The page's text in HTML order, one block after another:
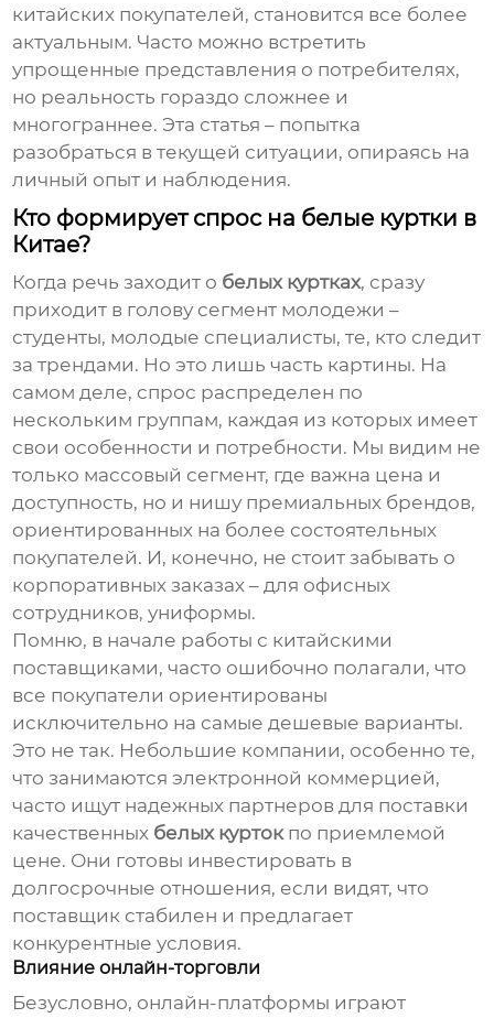
китайских покупателей, становится все более
актуальным. Часто можно встретить
упрощенные представления о потребителях,
но реальность гораздо сложнее и
многограннее. Эта статья – попытка
разобраться в текущей ситуации, опираясь на
личный опыт и наблюдения.
Кто формирует спрос на белые куртки в
Китае?
Когда речь заходит о белых куртках, сразу
приходит в голову сегмент молодежи –
студенты, молодые специалисты, те, кто следит
за трендами. Но это лишь часть картины. На
самом деле, спрос распределен по
нескольким группам, каждая из которых имеет
свои особенности и потребности. Мы видим не
только массовый сегмент, где важна цена и
доступность, но и нишу премиальных брендов,
ориентированных на более состоятельных
покупателей. И, конечно, не стоит забывать о
корпоративных заказах – для офисных
сотрудников, униформы.
Помню, в начале работы с китайскими
поставщиками, часто ошибочно полагали, что
все покупатели ориентированы
исключительно на самые дешевые варианты.
Это не так. Небольшие компании, особенно те,
что занимаются электронной коммерцией,
часто ищут надежных партнеров для поставки
качественных белых куртокпо приемлемой
цене. Они готовы инвестировать в
долгосрочные отношения, если видят, что
поставщик стабилен и предлагает
конкурентные условия.
Влияние онлайн-торговли
Безусловно, онлайн-платформы играют